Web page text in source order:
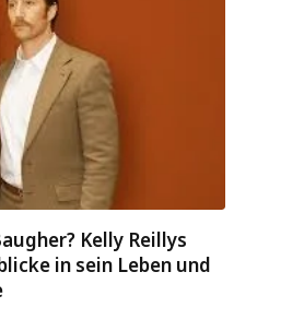
Kelly Reillys
in sein Leben und